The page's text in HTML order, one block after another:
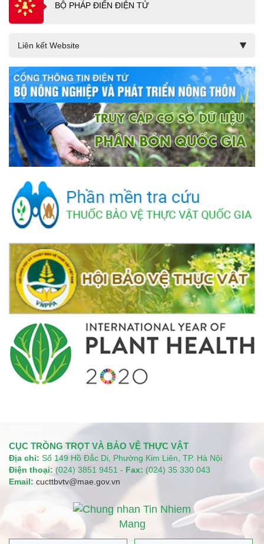
BỘ PHÁP ĐIỂN ĐIỆN TỬ
CỤC TRỒNG TRỌT VÀ BẢO VỆ THỰC VẬT
Địa chỉ: Số 149 Hồ Đắc Di, Phường Kim Liên, TP. Hà Nội
Điện thoại: (024) 3851 9451 - Fax: (024) 35 330 043
Email: cucttbvtv@mae.gov.vn